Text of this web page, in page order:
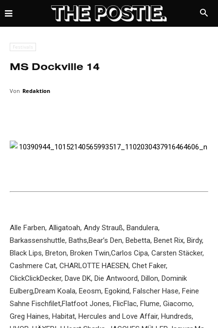
Festivals
MS Dockville 14
Von Redaktion
Alle Farben, Alligatoah, Andy Strauß, Bandulera,
Barkassenshuttle, Baths,Bear’s Den, Bebetta, Benet Rix, Birdy,
Black Lips, Breton, Broken Twin,Carlos Cipa, Carsten Stäcker,
Cashmere Cat, CHARLOTTE HAESEN, Chet Faker,
ClickClickDecker, Dave DK, Die Antwoord, Dillon, Dominik
Eulberg,Dream Koala, Eeosm, Egokind, Falscher Hase, Feine
Sahne Fischfilet,Flatfoot Jones, FlicFlac, Flume, Giacomo,
Greg Haines, Habitat, Hercules and Love Affair, Hundreds,